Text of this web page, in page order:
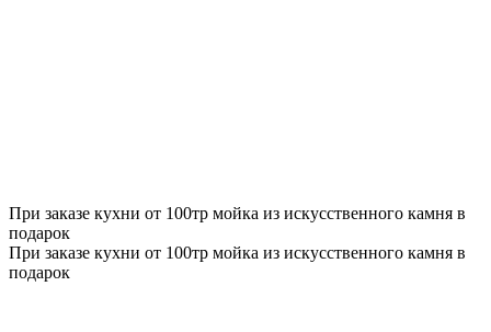
При заказе кухни от 100тр мойка из искусственного камня в
подарок
При заказе кухни от 100тр мойка из искусственного камня в
подарок